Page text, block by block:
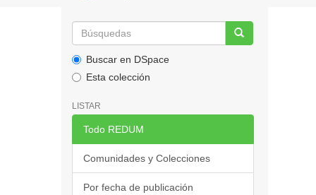
Buscar en DSpace
Esta colección
LISTAR
Todo REDUM
Comunidades y Colecciones
Por fecha de publicación